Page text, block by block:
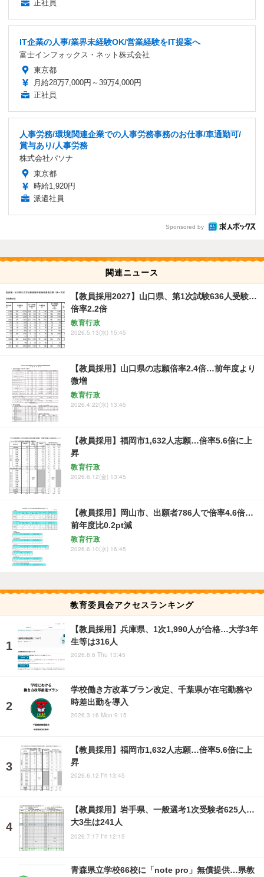
正社員
IT企業の人事/業界未経験OK/営業経験をIT提案へ
富士インフォックス・ネット株式会社
東京都
月給28万7,000円～39万4,000円
正社員
人事労務/環境関連企業での人事労務事務のお仕事/車通勤可/
賞与あり/人事労務
株式会社パソナ
東京都
時給1,920円
派遣社員
Sponsored by
関連ニュース
【教員採用2027】山口県、第1次試験636人受験…
倍率2.2倍
教育行政
2026.5.13(水) 15:45
【教員採用】山口県の志願倍率2.4倍…前年度より
微増
教育行政
2026.4.22(水) 13:45
【教員採用】福岡市1,632人志願…倍率5.6倍に上
昇
教育行政
2026.6.12(金) 13:45
【教員採用】岡山市、出願者786人で倍率4.6倍…
前年度比0.2pt減
教育行政
2026.6.10(水) 16:45
教育委員会アクセスランキング
【教員採用】兵庫県、1次1,990人が合格…大学3年
生等は316人
2026.8.6 Thu 13:45
学校働き方改革プラン改定、千葉県が在宅勤務や
時差出勤を導入
2026.3.16 Mon 9:15
【教員採用】福岡市1,632人志願…倍率5.6倍に上
昇
2026.6.12 Fri 13:45
【教員採用】岩手県、一般選考1次受験者625人…
大3生は241人
2026.7.17 Fri 12:15
青森県立学校66校に「note pro」無償提供…県教